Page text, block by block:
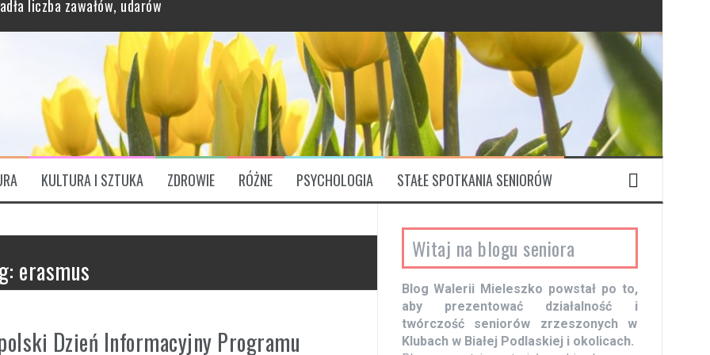
bogaty profil odżywczy
„Są Świętym Graalem”
liczba zawałów, udarów
KULTURA I SZTUKA ZDROWIE RÓŻNE PSYCHOLOGIA STAŁE SPOTKANIA SENIORÓW
erasmus
Dzień Informacyjny Programu
Witaj na blogu seniora
Blog Walerii Mieleszko powstał po to,
aby prezentować działalność i
twórczość seniorów zrzeszonych w
Klubach w Białej Podlaskiej i okolicach.